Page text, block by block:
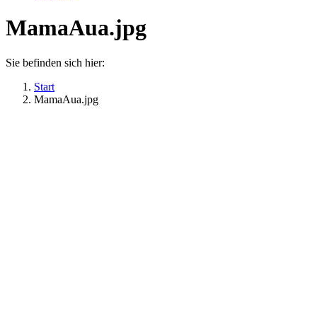
MamaAua.jpg
Sie befinden sich hier:
Start
MamaAua.jpg